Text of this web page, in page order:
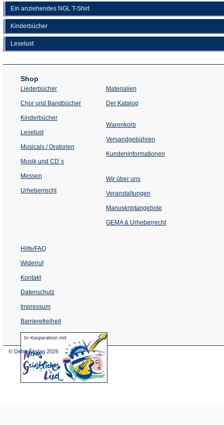
Ein anziehendes NGL T-Shirt
Kinderbücher
Leselust
Shop
Liederbücher
Chor und Bandbücher
Kinderbücher
Leselust
Musicals / Oratorien
Musik und CD´s
Messen
Urheberrecht
Materialien
Der Katalog
Warenkorb
Versandgebühren
Kundeninformationen
Wir über uns
Veranstaltungen
einem
Tab)
Manuskriptangebote
GEMA & Urheberrecht
Hilfe/FAQ
Widerruf
Kontakt
Datenschutz
Impressum
Barrierefreiheit
(Öffnet
in
© Dehm Verlag 2026